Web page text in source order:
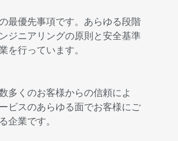
最優先事項です。あらゆる段階
ジニアリングの原則と安全基準
を行っています。
多くのお客様からの信頼によ
ビスのあらゆる面でお客様にご
企業です。